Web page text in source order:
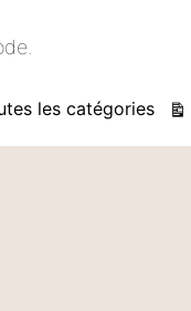
les catégories